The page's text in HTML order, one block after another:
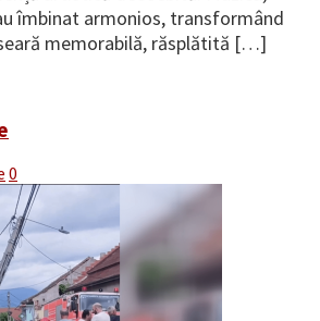
îmbinat armonios, transformând
memorabilă, răsplătită […]
0